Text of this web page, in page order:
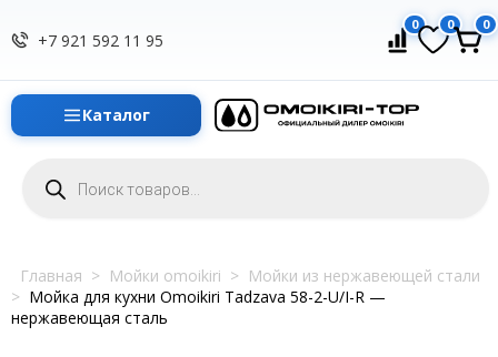
+7 921 592 11 95
0 0 0
Каталог
товаров
Главная > Мойки omoikiri > Мойки из нержавеющей стали
> Мойка для кухни Omoikiri Tadzava 58-2-U/I-R —
нержавеющая сталь